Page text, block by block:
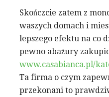
Skończcie zatem z
waszych domach i
lepszego efektu na co
pewno abażury
www.casabianca.pl/
Ta firma o czym
przekonani to